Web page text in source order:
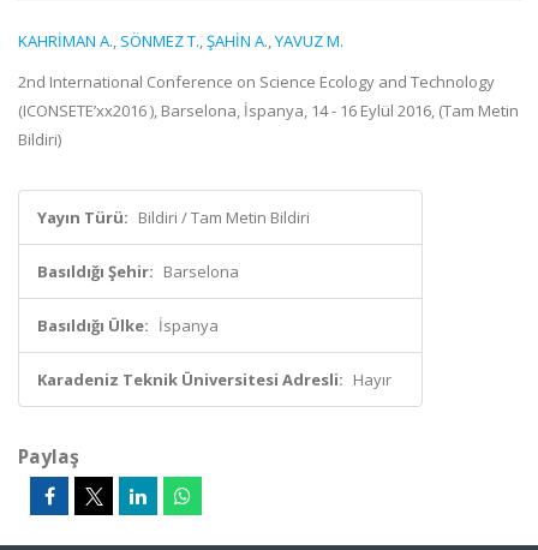
KAHRİMAN A., SÖNMEZ T.,ŞAHİN A.,YAVUZ M.
2nd International Conference on Science Ecology and Technology
(ICONSETE’xx2016 ), Barselona, İspanya, 14 - 16 Eylül 2016, (Tam Metin
Bildiri)
Yayın Türü: Bildiri / Tam Metin Bildiri
Basıldığı Şehir: Barselona
Basıldığı Ülke: İspanya
Karadeniz Teknik Üniversitesi Adresli: Hayır
Paylaş